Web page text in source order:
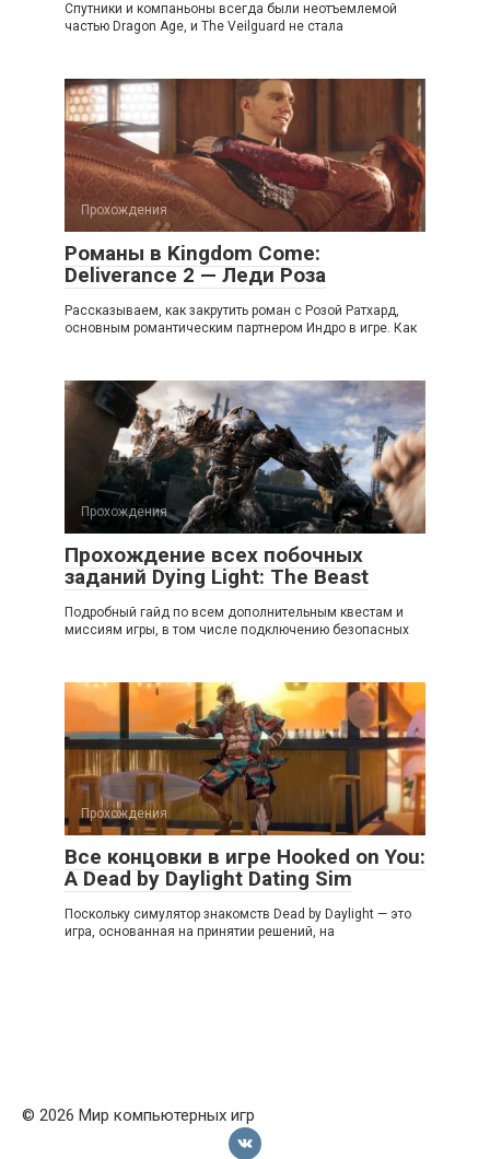
Спутники и компаньоны всегда были неотъемлемой
частью Dragon Age, и The Veilguard не стала
Прохождения
Романы в Kingdom Come:
Deliverance 2 — Леди Роза
Рассказываем, как закрутить роман с Розой Ратхард,
основным романтическим партнером Индро в игре. Как
Прохождения
Прохождение всех побочных
заданий Dying Light: The Beast
Подробный гайд по всем дополнительным квестам и
миссиям игры, в том числе подключению безопасных
Прохождения
Все концовки в игре Hooked on You:
A Dead by Daylight Dating Sim
Поскольку симулятор знакомств Dead by Daylight — это
игра, основанная на принятии решений, на
© 2026 Мир компьютерных игр